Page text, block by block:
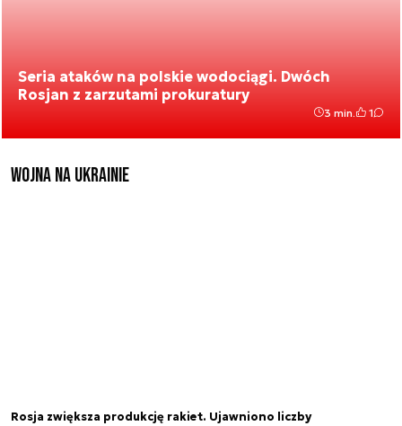
Seria ataków na polskie wodociągi. Dwóch
Rosjan z zarzutami prokuratury
3 min. 1
Wojna na Ukrainie
Rosja zwiększa produkcję rakiet. Ujawniono liczby